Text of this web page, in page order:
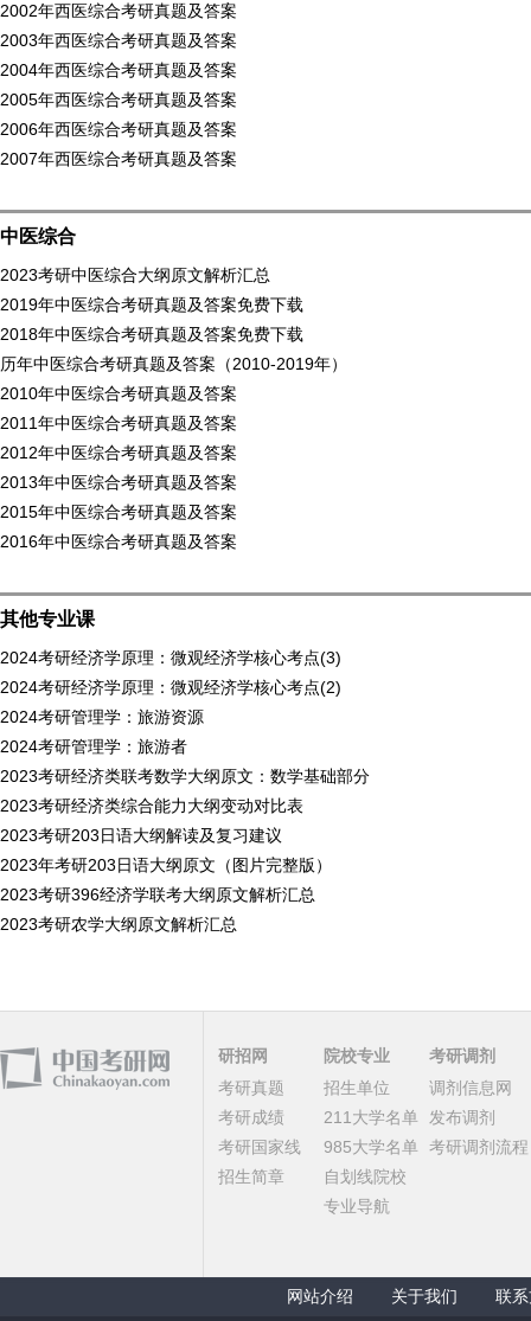
2002年西医综合考研真题及答案
2003年西医综合考研真题及答案
2004年西医综合考研真题及答案
2005年西医综合考研真题及答案
2006年西医综合考研真题及答案
2007年西医综合考研真题及答案
中医综合
2023考研中医综合大纲原文解析汇总
2019年中医综合考研真题及答案免费下载
2018年中医综合考研真题及答案免费下载
历年中医综合考研真题及答案（2010-2019年）
2010年中医综合考研真题及答案
2011年中医综合考研真题及答案
2012年中医综合考研真题及答案
2013年中医综合考研真题及答案
2015年中医综合考研真题及答案
2016年中医综合考研真题及答案
其他专业课
2024考研经济学原理：微观经济学核心考点(3)
2024考研经济学原理：微观经济学核心考点(2)
2024考研管理学：旅游资源
2024考研管理学：旅游者
2023考研经济类联考数学大纲原文：数学基础部分
2023考研经济类综合能力大纲变动对比表
2023考研203日语大纲解读及复习建议
2023年考研203日语大纲原文（图片完整版）
2023考研396经济学联考大纲原文解析汇总
2023考研农学大纲原文解析汇总
研招网
考研真题
考研成绩
考研国家线
招生简章
院校专业
招生单位
211大学名单
985大学名单
自划线院校
专业导航
考研调剂
调剂信息网
发布调剂
考研调剂流程
网站介绍 关于我们 联